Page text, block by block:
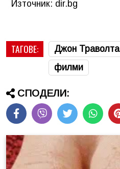
Източник: dir.bg
ТАГОВЕ: Джон Траволта
филми
СПОДЕЛИ: